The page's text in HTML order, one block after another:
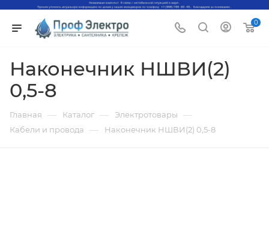
0
Наконечник НШВИ(2)
0,5-8
Главная — Каталог — Электротовары —
Кабели и провода — Наконечник НШВИ(2) 0,5-8